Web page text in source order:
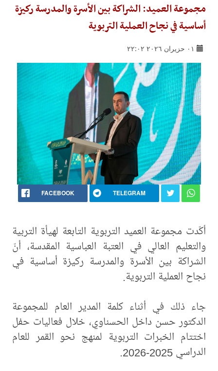
مجموعة العميد: الشراكة بين الأسرة والمدرسة ركيزة
أساسية في نجاح العملية التربوية
٠١ حزيران ٢٠٢٦ ٢٢:٠٢
FACEBOOK TELEGRAM
أكّدت مجموعة العميد التربوية التابعة لهيأة التربية
والتعليم العالي في العتبة العباسية المقدسة، أنّ
الشراكة بين الأسرة والمدرسة ركيزة أساسية في
نجاح العملية التربوية.
جاء ذلك في أثناء كلمة المدير العام للمجموعة
الدكتور حسن داخل الحسناوي، خلال فعاليات حفل
اختتام الخبرات التربوية لمنهج نحو القمر للعام
الدراسي 2025-2026.